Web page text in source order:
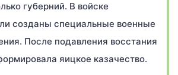
губерний. В войске
созданы специальные военные
После подавления восстания
яицкое казачество.